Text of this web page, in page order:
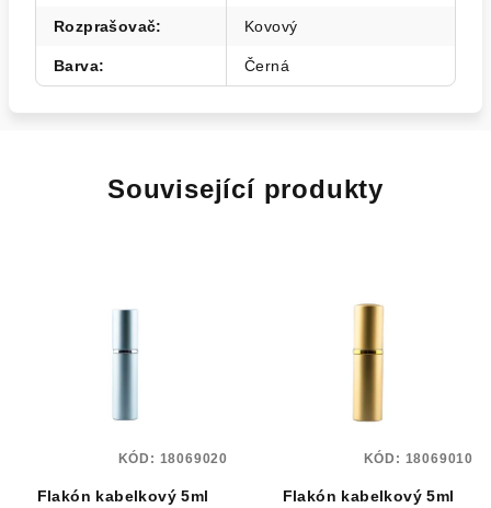
Rozprašovač: Kovový
Barva: Černá
Související produkty
Flakón kabelkový 5ml
KÓD: 18069020
Flakón kabelkový 5ml
KÓD: 18069010